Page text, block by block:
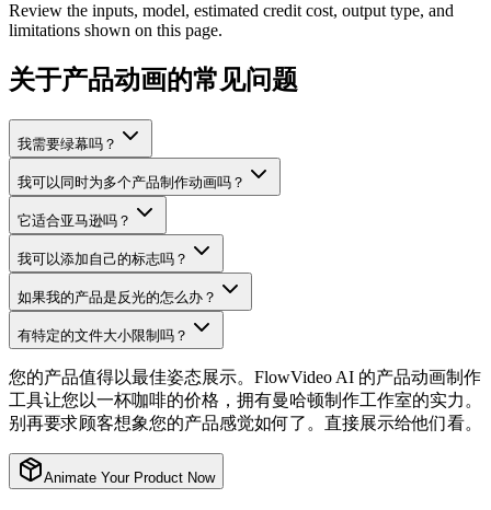
Review the inputs, model, estimated credit cost, output type, and
limitations shown on this page.
关于产品动画的常见问题
我需要绿幕吗？
我可以同时为多个产品制作动画吗？
它适合亚马逊吗？
我可以添加自己的标志吗？
如果我的产品是反光的怎么办？
有特定的文件大小限制吗？
您的产品值得以最佳姿态展示。FlowVideo AI 的产品动画制作
工具让您以一杯咖啡的价格，拥有曼哈顿制作工作室的实力。
别再要求顾客想象您的产品感觉如何了。直接展示给他们看。
Animate Your Product Now